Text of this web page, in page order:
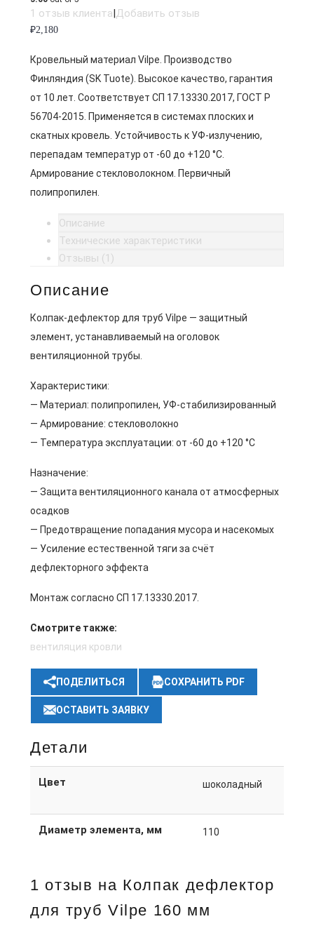
1 отзыв клиента|Добавить отзыв
₽2,180
Кровельный материал Vilpe. Производство
Финляндия (SK Tuote). Высокое качество, гарантия
от 10 лет. Соответствует СП 17.13330.2017, ГОСТ Р
56704-2015. Применяется в системах плоских и
скатных кровель. Устойчивость к УФ-излучению,
перепадам температур от -60 до +120 °C.
Армирование стекловолокном. Первичный
полипропилен.
Описание
Технические характеристики
Отзывы (1)
Описание
Колпак-дефлектор для труб Vilpe — защитный
элемент, устанавливаемый на оголовок
вентиляционной трубы.
Характеристики:
— Материал: полипропилен, УФ-стабилизированный
— Армирование: стекловолокно
— Температура эксплуатации: от -60 до +120 °C
Назначение:
— Защита вентиляционного канала от атмосферных
осадков
— Предотвращение попадания мусора и насекомых
— Усиление естественной тяги за счёт
дефлекторного эффекта
Монтаж согласно СП 17.13330.2017.
Смотрите также:
вентиляция кровли
ПОДЕЛИТЬСЯ СОХРАНИТЬ PDF
ОСТАВИТЬ ЗАЯВКУ
Детали
Цвет шоколадный
Диаметр элемента, мм 110
1 отзыв на Колпак дефлектор
для труб Vilpe 160 мм